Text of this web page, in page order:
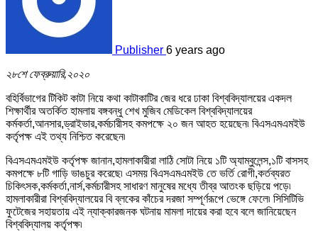
Publisher 6 years ago
২৮শে ফেব্রুয়ারি,২০২০
বহির্বিভাগের টিকিট কাটা নিয়ে কথা কাটাকাটির জের ধরে ঢাকা বিশ্ববিদ্যালয়ের একদল
শিক্ষার্থীর অতর্কিত হামলায় বঙ্গবন্ধু শেখ মুজিব মেডিকেল বিশ্ববিদ্যালয়ের
কর্মকর্তা,আনসার,ড্রাইভার,কর্মচারীসহ কমপক্ষে ২০ জন আহত হয়েছেন৷ বিএসএমএমইউ
কর্তৃপক্ষ এই তথ্য নিশ্চিত করেছেন৷
বিএসএমএমইউ কর্তৃপক্ষ জানান,হামলাকারীরা লাঠি সোটা নিয়ে ১টি অ্যাম্বুলেন্স,১টি বাসসহ
কমপক্ষে ৮টি গাড়ি ভাঙচুর করেছে৷ এসময় বিএসএমএমইউ তে ভর্তি রোগী,কর্তব্যরত
চিকিৎসক,কর্মকর্তা,নার্স,কর্মচারীসহ সাধারণ মানুষের মধ্যে তীব্র আতংক ছড়িয়ে পড়ে৷
হামলাকারীরা বিশ্ববিদ্যালয়ের বি ব্লকের কাঁচের দরজা সম্পূর্ণরূপে ভেঙ্গে ফেলে৷ সিসিটিভি
ফুটেজের সহায়তায় এই ন্যাক্কারজনক ঘটনায় মামলা দায়ের করা হবে বলে জানিয়েছেন
বিশ্ববিদ্যালয় কর্তৃপক্ষ৷